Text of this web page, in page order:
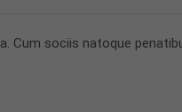
Cum sociis natoque